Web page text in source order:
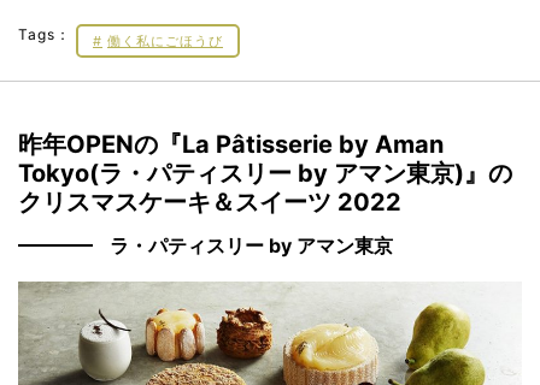
Tags： 働く私にごほうび
昨年OPENの『La Pâtisserie by Aman
Tokyo(ラ・パティスリー by アマン東京)』の
クリスマスケーキ＆スイーツ 2022
ラ・パティスリー by アマン東京